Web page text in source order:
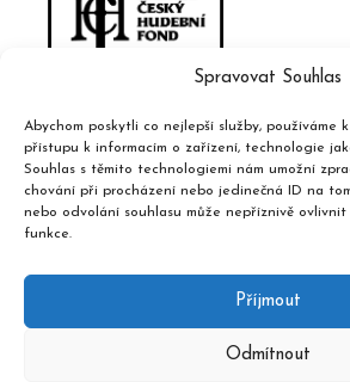
Spravovat Souhlas
Abychom poskytli co nejlepší služby, používáme
přístupu k informacím o zařízení, technologie
Souhlas s těmito technologiemi nám umožní
chování při procházení nebo jedinečná ID na
nebo odvolání souhlasu může nepříznivě
funkce.
Příjmout
Odmítnout